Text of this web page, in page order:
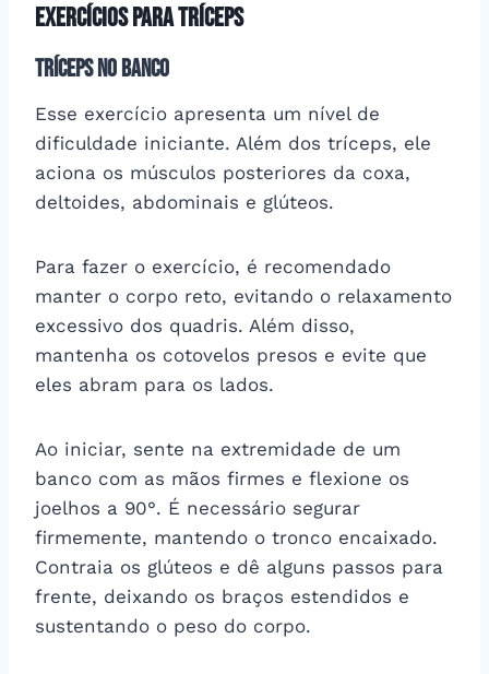
Exercícios para tríceps
Tríceps no banco
Esse exercício apresenta um nível de
dificuldade iniciante. Além dos tríceps, ele
aciona os músculos posteriores da coxa,
deltoides, abdominais e glúteos.
Para fazer o exercício, é recomendado
manter o corpo reto, evitando o relaxamento
excessivo dos quadris. Além disso,
mantenha os cotovelos presos e evite que
eles abram para os lados.
Ao iniciar, sente na extremidade de um
banco com as mãos firmes e flexione os
joelhos a 90°. É necessário segurar
firmemente, mantendo o tronco encaixado.
Contraia os glúteos e dê alguns passos para
frente, deixando os braços estendidos e
sustentando o peso do corpo.